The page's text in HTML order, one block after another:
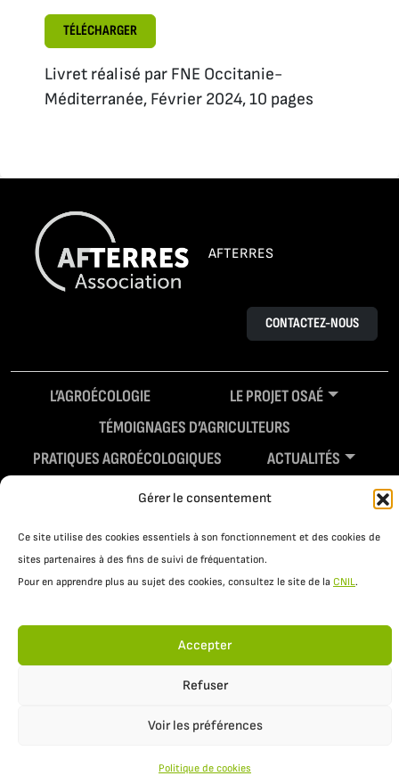
Gérer le consentement
Ce site utilise des cookies essentiels à son fonctionnement et des cookies de
sites partenaires à des fins de suivi de fréquentation.
Pour en apprendre plus au sujet des cookies, consultez le site de la CNIL.
Accepter
Refuser
Voir les préférences
Politique de cookies
TÉLÉCHARGER
Livret réalisé par FNE Occitanie-
Méditerranée, Février 2024, 10 pages
AFTERRES
CONTACTEZ-NOUS
L’AGROÉCOLOGIE
LE PROJET OSAÉ
TÉMOIGNAGES D’AGRICULTEURS
PRATIQUES AGROÉCOLOGIQUES
ACTUALITÉS
RESSOURCES
Politique de confidentialité